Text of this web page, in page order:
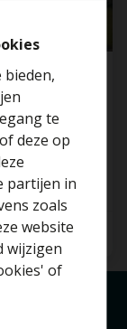
bieden,
te
deze op
partijen in
zoals
website
wijzigen
of
rustige wijk